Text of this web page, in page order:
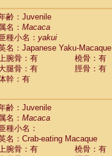
(0)
(0)
(0)
(0)
(0)
entellus(7)
cristatus(0)
francoisi
obscurus(1)
pileatus
齢：Juvenile
名： Macaca
種小名： yakui
名：Japanese Yaku-Macaque
腕骨：有
橈骨：有
腿骨：有
脛骨：有
幹：有
齢：Juvenile
名： Macaca
種小名：
名：Crab-eating Macaque
腕骨：有
橈骨：有